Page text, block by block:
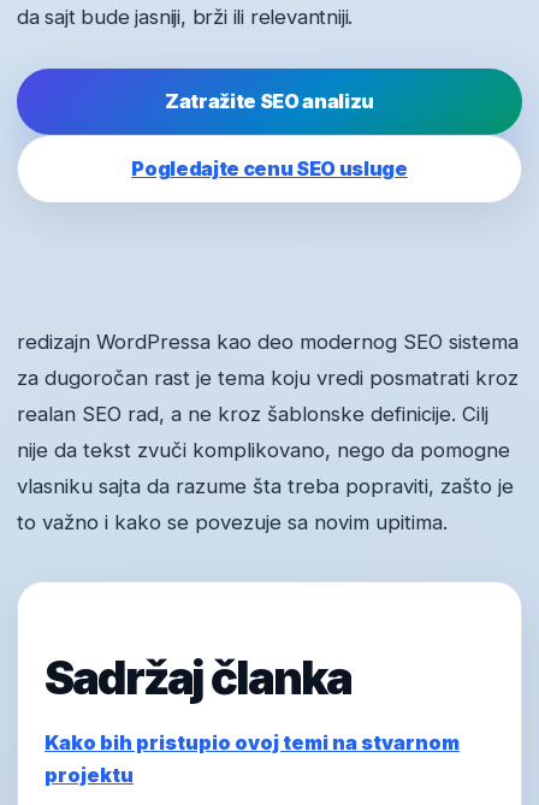
da sajt bude jasniji, brži ili relevantniji.
Zatražite SEO analizu
Pogledajte cenu SEO usluge
redizajn WordPressa kao deo modernog SEO sistema
za dugoročan rast je tema koju vredi posmatrati kroz
realan SEO rad, a ne kroz šablonske definicije. Cilj
nije da tekst zvuči komplikovano, nego da pomogne
vlasniku sajta da razume šta treba popraviti, zašto je
to važno i kako se povezuje sa novim upitima.
Sadržaj članka
Kako bih pristupio ovoj temi na stvarnom
projektu